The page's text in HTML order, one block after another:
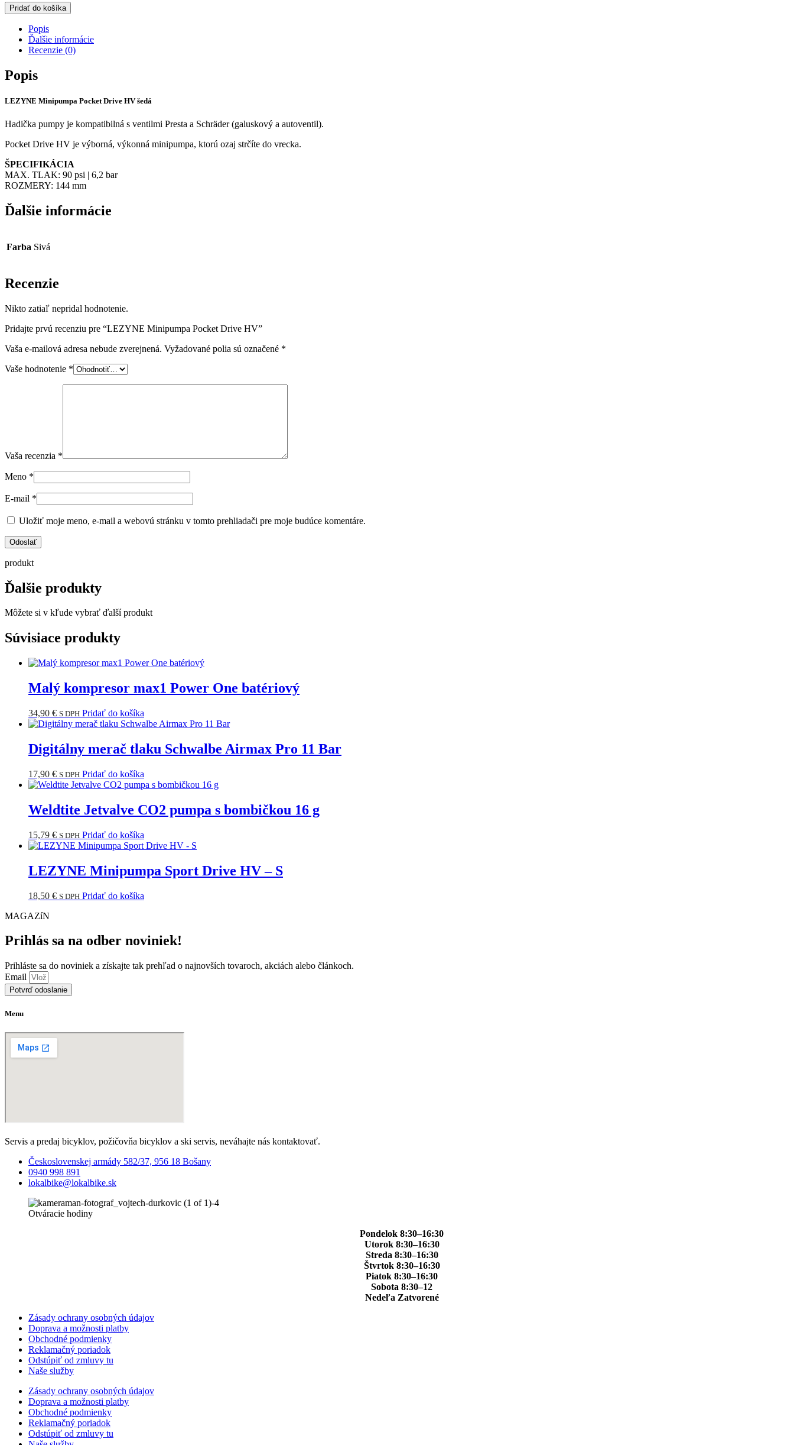
množstvo
LEZYNE
Minipumpa
Pocket
Drive
Pridať do košíka
Popis
Ďalšie informácie
Recenzie (0)
Popis
LEZYNE Minipumpa Pocket Drive HV šedá
Hadička pumpy je kompatibilná s ventilmi Presta a Schräder (galuskový a autoventil).
Pocket Drive HV je výborná, výkonná minipumpa, ktorú ozaj strčíte do vrecka.
ŠPECIFIKÁCIA
MAX. TLAK: 90 psi | 6,2 bar
ROZMERY: 144 mm
Ďalšie informácie
Farba Sivá
Recenzie
Nikto zatiaľ nepridal hodnotenie.
Pridajte prvú recenziu pre “LEZYNE Minipumpa Pocket Drive HV”
Vaša e-mailová adresa nebude zverejnená. Vyžadované polia sú označené *
Vaše hodnotenie *
Vaša recenzia *
Meno *
E-mail *
Uložiť moje meno, e-mail a webovú stránku v tomto prehliadači pre moje budúce komentáre.
produkt
Ďalšie produkty
Môžete si v kľude vybrať ďalší produkt
Súvisiace produkty
Malý kompresor max1 Power One batériový
34,90 € S DPH Pridať do košíka
Digitálny merač tlaku Schwalbe Airmax Pro 11 Bar
17,90 € S DPH Pridať do košíka
Weldtite Jetvalve CO2 pumpa s bombičkou 16 g
15,79 € S DPH Pridať do košíka
LEZYNE Minipumpa Sport Drive HV – S
18,50 € S DPH Pridať do košíka
MAGAZíN
Prihlás sa na odber noviniek!
Prihláste sa do noviniek a získajte tak prehľad o najnovších tovaroch, akciách alebo článkoch.
Email
Potvrď odoslanie
Menu
Servis a predaj bicyklov, požičovňa bicyklov a ski servis, neváhajte nás kontaktovať.
Československej armády 582/37, 956 18 Bošany
0940 998 891
lokalbike@lokalbike.sk
Otváracie hodiny
Pondelok 8:30–16:30
Utorok 8:30–16:30
Streda 8:30–16:30
Štvrtok 8:30–16:30
Piatok 8:30–16:30
Sobota 8:30–12
Nedeľa Zatvorené
Zásady ochrany osobných údajov
Doprava a možnosti platby
Obchodné podmienky
Reklamačný poriadok
Odstúpiť od zmluvy tu
Naše služby
Zásady ochrany osobných údajov
Doprava a možnosti platby
Obchodné podmienky
Reklamačný poriadok
Odstúpiť od zmluvy tu